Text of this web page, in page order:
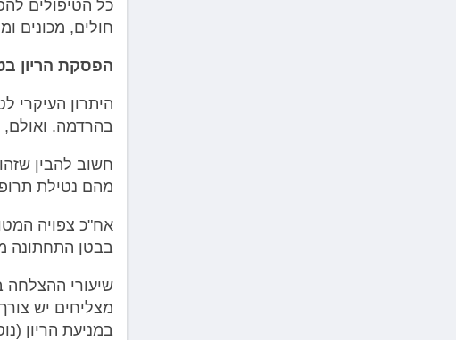
כל הטיפולים
חולים, מכונים
הפסקת הריון
היתרון העיקרי
בהרדמה. ואולם,
מהם נטילת
אח"כ צפויה
בבטן התחתונה
מצליחים יש
במניעת הריון